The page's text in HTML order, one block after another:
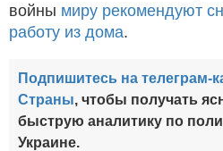
войны миру рекомендуют
работу из дома.
Подпишитесь на телеграм-
Страны, чтобы получать
быструю аналитику по
Украине.